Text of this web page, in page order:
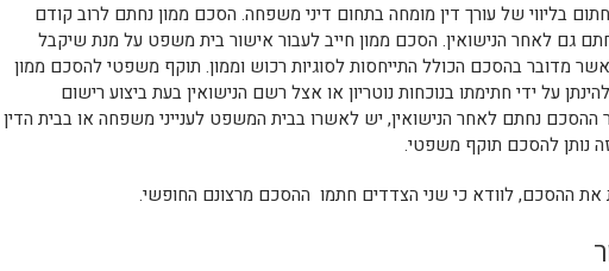
בליווי של עורך דין מומחה בתחום דיני משפחה. הסכם ממון נחתם לרוב קודם
גם לאחר הנישואין. הסכם ממון חייב לעבור אישור בית משפט על מנת שיקבל
מדובר בהסכם הכולל התייחסות לסוגיות רכוש וממון. תוקף משפטי להסכם ממון
על ידי חתימתו בנוכחות נוטריון או אצל רשם הנישואין בעת ביצוע רישום
ההסכם נחתם לאחר הנישואין, יש לאשרו בבית המשפט לענייני משפחה או בבית הדין
נותן להסכם תוקף משפטי.
ההסכם, לוודא כי שני הצדדים חתמו ההסכם מרצונם החופשי.